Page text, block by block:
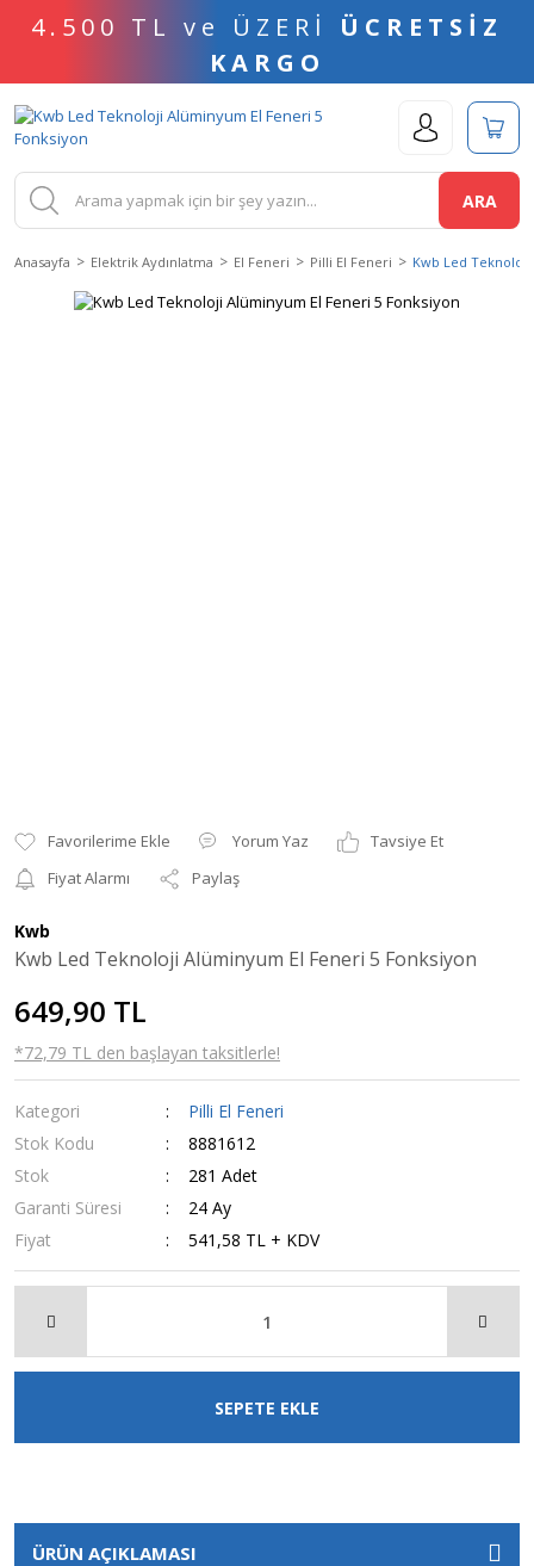
4.500 TL ve ÜZERİ ÜCRETSİZ
KARGO
ARA
Anasayfa Elektrik Aydınlatma El Feneri Pilli El Feneri Kwb Led
Yorum Yaz
Tavsiye Et
Fiyat Alarmı
Paylaş
Kwb
Kwb Led Teknoloji Alüminyum El Feneri 5 Fonksiyon
649,90 TL
*72,79 TL den başlayan taksitlerle!
Kategori
Pilli El Feneri
Stok Kodu
8881612
Stok
281 Adet
Garanti Süresi
24 Ay
Fiyat
541,58 TL + KDV
SEPETE EKLE
ÜRÜN AÇIKLAMASI